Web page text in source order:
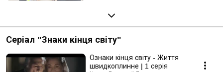
Серіал "Знаки кінця світу"
Ознаки кінця світу - Життя
швидкоплинне | 1 серія